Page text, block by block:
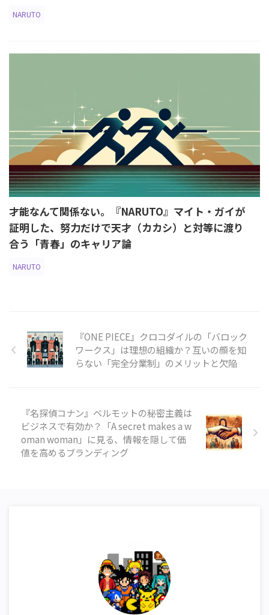
NARUTO
才能なんて関係ない。『NARUTO』マイト・ガイが
証明した、努力だけで天才（カカシ）と対等に渡り
合う「青春」のキャリア論
NARUTO
『ONE PIECE』クロコダイルの「バロック
ワークス」は理想の組織か？互いの顔を知
らない「完全分業制」のメリットと欠陥
『名探偵コナン』ベルモットの秘密主義は
ビジネスで有効か？「A secret makes a w
oman woman」に見る、情報を隠して価
値を高めるブランディング